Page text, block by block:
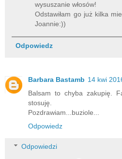
wysuszanie włosów!
Odstawiłam go już kilka
Joannie:))
Odpowiedz
Barbara Bastamb 14 kwi
Balsam to chyba zakupię.
stosuję.
Pozdrawiam...buziole...
Odpowiedz
Odpowiedzi